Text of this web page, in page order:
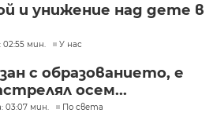
и унижение над дете в
02:55 мин. У нас
с образованието, е
осем...
03:07 мин. По света